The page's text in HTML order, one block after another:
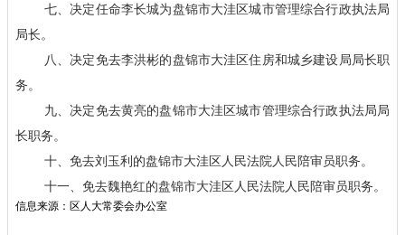
七、决定任命李长城为盘锦市大洼区城市管理综合行政执法局
局长。
八、决定免去李洪彬的盘锦市大洼区住房和城乡建设局局长职
务。
九、决定免去黄亮的盘锦市大洼区城市管理综合行政执法局局
长职务。
十、免去刘玉利的盘锦市大洼区人民法院人民陪审员职务。
十一、免去魏艳红的盘锦市大洼区人民法院人民陪审员职务。
信息来源：区人大常委会办公室